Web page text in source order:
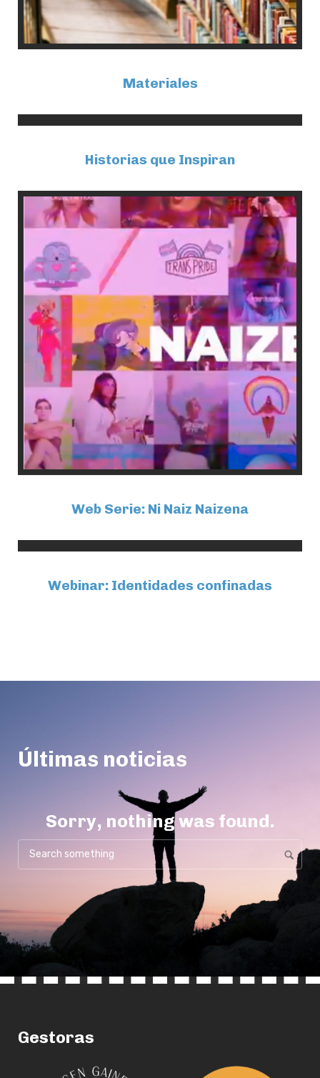
Materiales
Historias que Inspiran
Web Serie: Ni Naiz Naizena
Webinar: Identidades confinadas
Últimas noticias
Sorry, nothing was found.
Gestoras